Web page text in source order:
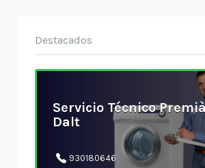
Destacados
Servicio Técnico
Dalt
930180646